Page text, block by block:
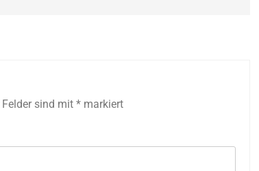
Felder sind mit *markiert